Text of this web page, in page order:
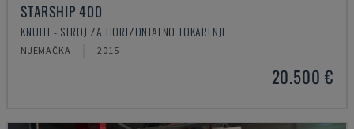
STARSHIP 400
KNUTH - STROJ ZA HORIZONTALNO TOKARENJE
NJEMAČKA 2015
20.500 €